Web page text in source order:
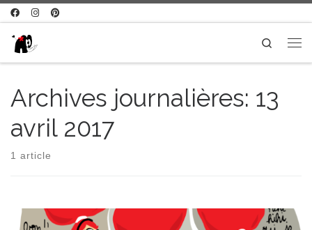
Passer au contenu
Search
Archives journalières: 13
avril 2017
1 article